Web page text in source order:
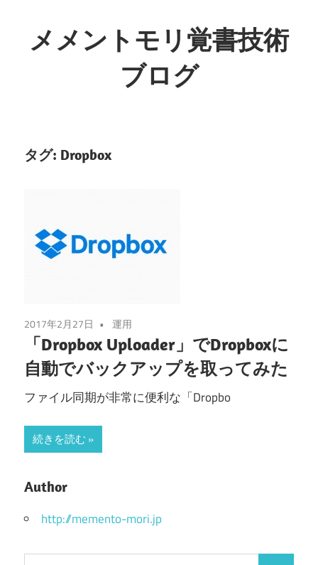
テ
キ
メメントモリ覚書技術
ブログ
タグ: Dropbox
2017年2月27日 運用
「Dropbox Uploader」でDropboxに
自動でバックアップを取ってみた
ファイル同期が非常に便利な「Dropbo
続きを読む
Author
http://memento-mori.jp